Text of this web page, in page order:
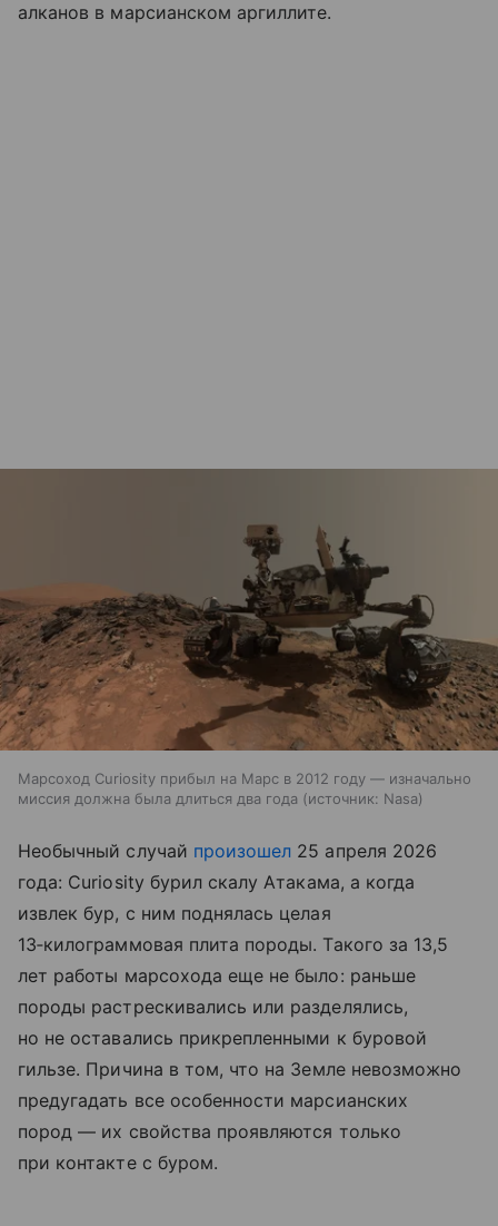
алканов в марсианском аргиллите.
Марсоход Curiosity прибыл на Марс в 2012 году — изначально
миссия должна была длиться два года
источник: Nasa
Необычный случай произошел 25 апреля 2026
года: Curiosity бурил скалу Атакама, а когда
извлек бур, с ним поднялась целая
13‑килограммовая плита породы. Такого за 13,5
лет работы марсохода еще не было: раньше
породы растрескивались или разделялись,
но не оставались прикрепленными к буровой
гильзе. Причина в том, что на Земле невозможно
предугадать все особенности марсианских
пород — их свойства проявляются только
при контакте с буром.